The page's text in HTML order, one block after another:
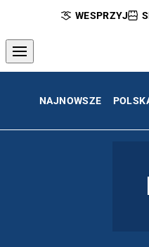
WESPRZYJ
NAJNOWSZE